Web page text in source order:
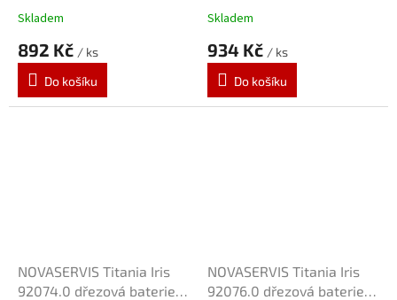
umyvadlová baterie
Skladem
892 Kč / ks
Do košíku
"RS" 150mm
Skladem
934 Kč / ks
Do košíku
NOVASERVIS Titania Iris
92074.0 dřezová baterie
NOVASERVIS Titania Iris
92076.0 dřezová baterie